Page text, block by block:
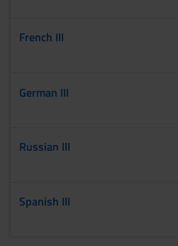
French III
German III
Russian III
Spanish III